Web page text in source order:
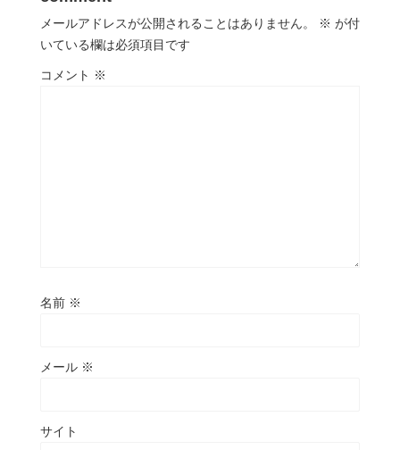
メールアドレスが公開されることはありません。 ※ が付
いている欄は必須項目です
コメント ※
名前 ※
メール ※
サイト